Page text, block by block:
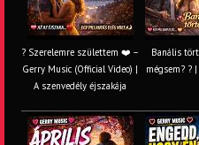
? Szerelemre születtem ❤️ –
Gerry Music (Official Video) |
A szenvedély éjszakája
Banális
mégsem? ?